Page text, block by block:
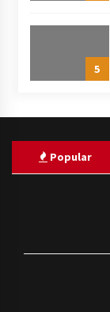
5
Popular